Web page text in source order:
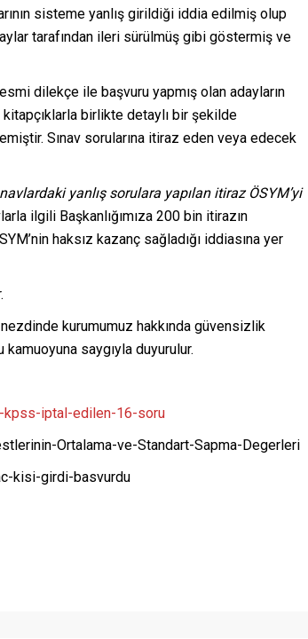
sisteme yanlış girildiği iddia edilmiş olup
tarafından ileri sürülmüş gibi göstermiş ve
dilekçe ile başvuru yapmış olan adayların
kitapçıklarla birlikte detaylı bir şekilde
Sınav sorularına itiraz eden veya edecek
yanlış sorulara yapılan itiraz ÖSYM’yi
ilgili Başkanlığımıza 200 bin itirazın
haksız kazanç sağladığı iddiasına yer
kurumumuz hakkında güvensizlik
saygıyla duyurulur.